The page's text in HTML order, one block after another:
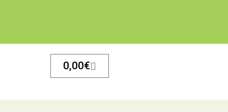
0,00€Carrito